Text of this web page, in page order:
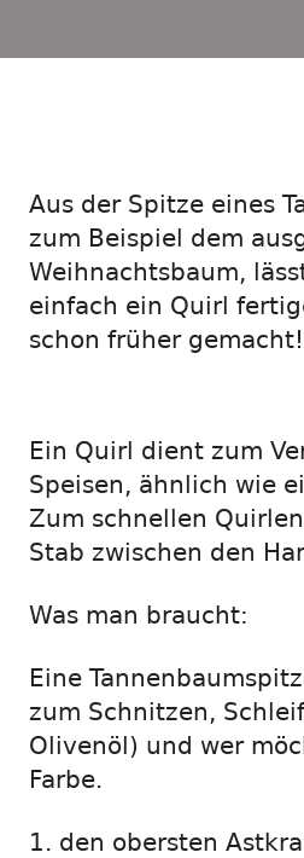
Menü
Aus der Spitze eines
zum Beispiel dem
Weihnachtsbaum,
einfach ein Quirl
schon früher gemacht!
Ein Quirl dient zum
Speisen, ähnlich wie
Zum schnellen
Stab zwischen den
Was man braucht:
Eine
zum Schnitzen,
Olivenöl) und wer
Farbe.
1. den obersten